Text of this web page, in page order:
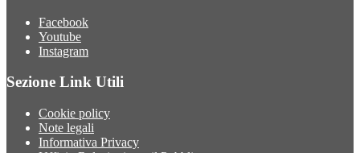
Facebook
Youtube
Instagram
Sezione Link Utili
Cookie policy
Note legali
Informativa Privacy